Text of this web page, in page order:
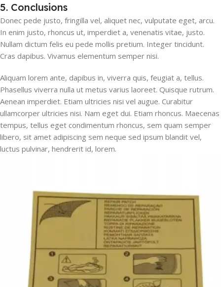
5. Conclusions
Donec pede justo, fringilla vel, aliquet nec, vulputate eget, arcu.
In enim justo, rhoncus ut, imperdiet a, venenatis vitae, justo.
Nullam dictum felis eu pede mollis pretium. Integer tincidunt.
Cras dapibus. Vivamus elementum semper nisi.
Aliquam lorem ante, dapibus in, viverra quis, feugiat a, tellus.
Phasellus viverra nulla ut metus varius laoreet. Quisque rutrum.
Aenean imperdiet. Etiam ultricies nisi vel augue. Curabitur
ullamcorper ultricies nisi. Nam eget dui. Etiam rhoncus. Maecenas
tempus, tellus eget condimentum rhoncus, sem quam semper
libero, sit amet adipiscing sem neque sed ipsum blandit vel,
luctus pulvinar, hendrerit id, lorem.